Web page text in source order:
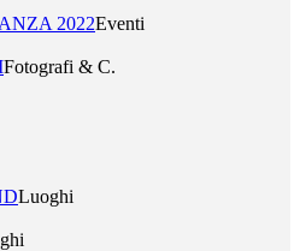
2022Eventi
Fotografi & C.
Luoghi